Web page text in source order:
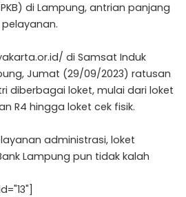
di Lampung, antrian panjang
di Samsat Induk
Jumat (29/09/2023) ratusan
diberbagai loket, mulai dari loket
R4 hingga loket cek fisik.
administrasi, loket
Lampung pun tidak kalah